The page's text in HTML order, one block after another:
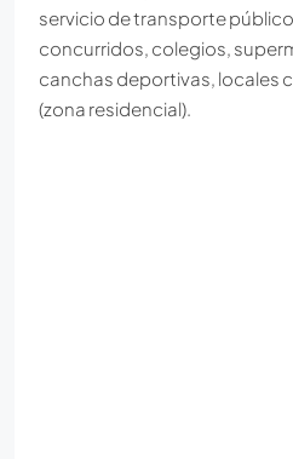
servicio de transporte
concurridos, colegios,
canchas deportivas, locales
(zona residencial).